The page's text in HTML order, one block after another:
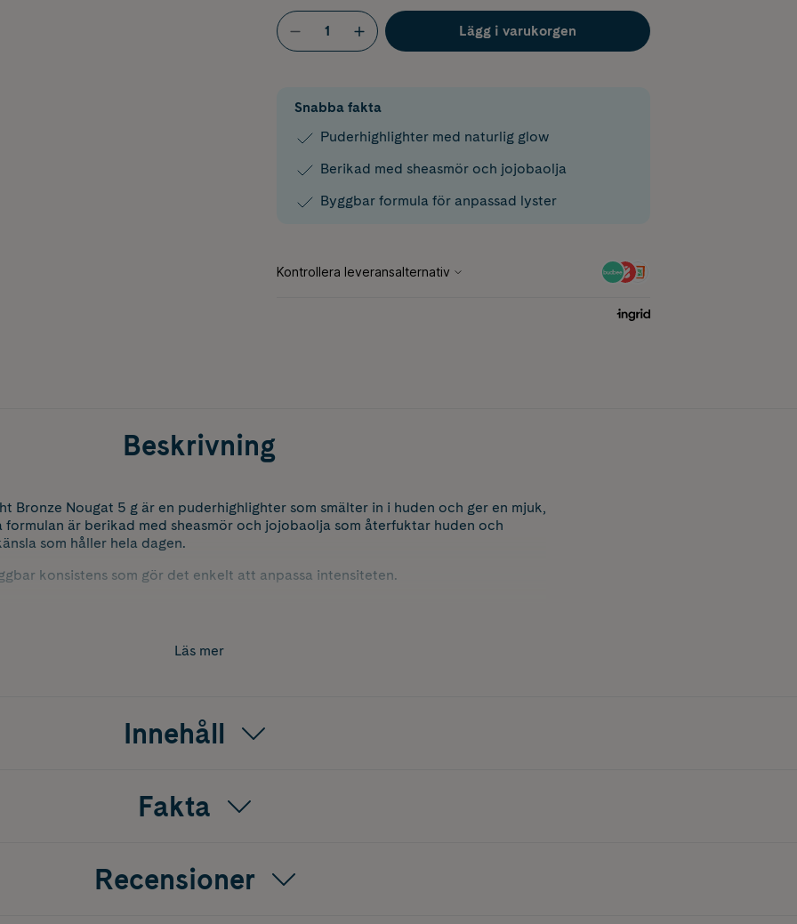
Lägg i varukorgen
Snabba fakta
Puderhighlighter med naturlig glow
Berikad med sheasmör och jojobaolja
Byggbar formula för anpassad lyster
Beskrivning
Bronze Nougat 5 g är en puderhighlighter som smälter in i huden och ger en mjuk,
formulan är berikad med sheasmör och jojobaolja som återfuktar huden och
som håller hela dagen.
konsistens som gör det enkelt att anpassa intensiteten.
Läs mer
Innehåll
Fakta
Recensioner